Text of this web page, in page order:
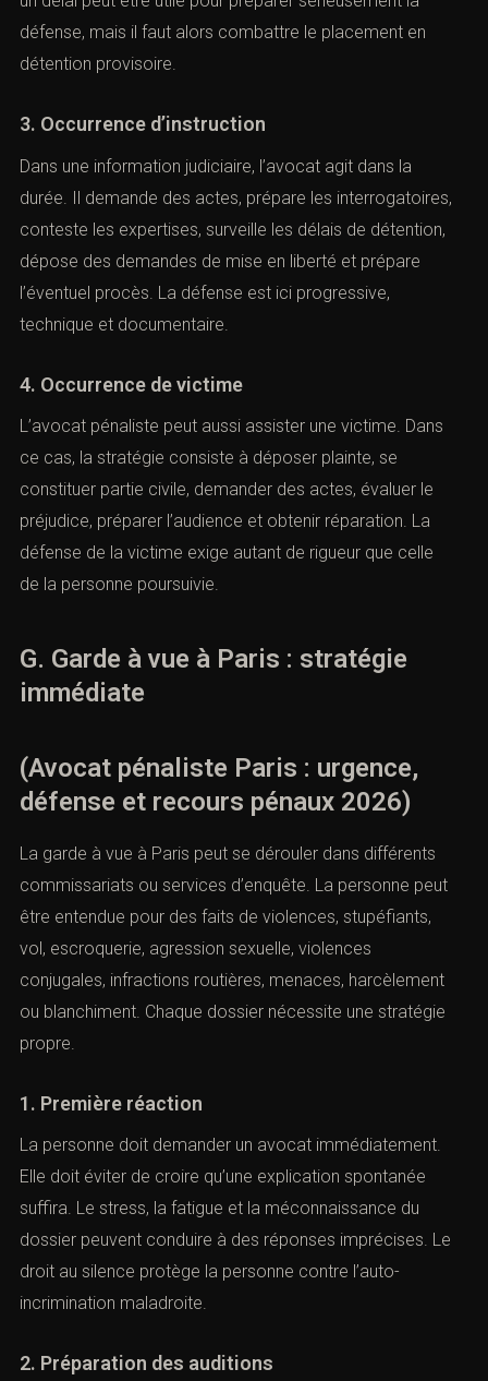
défense, mais il faut alors combattre le placement en
détention provisoire.
3. Occurrence d’instruction
Dans une information judiciaire, l’avocat agit dans la
durée. Il demande des actes, prépare les interrogatoires,
conteste les expertises, surveille les délais de détention,
dépose des demandes de mise en liberté et prépare
l’éventuel procès. La défense est ici progressive,
technique et documentaire.
4. Occurrence de victime
L’avocat pénaliste peut aussi assister une victime. Dans
ce cas, la stratégie consiste à déposer plainte, se
constituer partie civile, demander des actes, évaluer le
préjudice, préparer l’audience et obtenir réparation. La
défense de la victime exige autant de rigueur que celle
de la personne poursuivie.
G. Garde à vue à Paris : stratégie
immédiate
(Avocat pénaliste Paris : urgence,
défense et recours pénaux 2026)
La garde à vue à Paris peut se dérouler dans différents
commissariats ou services d’enquête. La personne peut
être entendue pour des faits de violences, stupéfiants,
vol, escroquerie, agression sexuelle, violences
conjugales, infractions routières, menaces, harcèlement
ou blanchiment. Chaque dossier nécessite une stratégie
propre.
1. Première réaction
La personne doit demander un avocat immédiatement.
Elle doit éviter de croire qu’une explication spontanée
suffira. Le stress, la fatigue et la méconnaissance du
dossier peuvent conduire à des réponses imprécises. Le
droit au silence protège la personne contre l’auto-
incrimination maladroite.
2. Préparation des auditions